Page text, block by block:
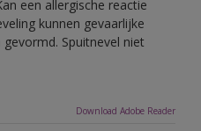
een allergische reactie
kunnen gevaarlijke
Spuitnevel niet
Download Adobe Reader